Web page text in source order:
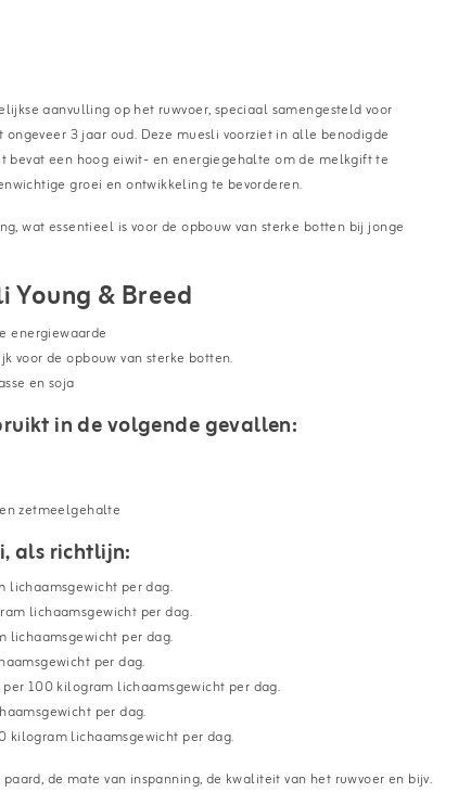
aanvulling op het ruwvoer, speciaal samengesteld voor
3 jaar oud. Deze muesli voorziet in alle benodigde
bevat een hoog eiwit- en energiegehalte om de melkgift te
groei en ontwikkeling te bevorderen.
wat essentieel is voor de opbouw van sterke botten bij jonge
Young & Breed
energiewaarde
voor de opbouw vansterke botten.
en soja
in de volgende gevallen:
zetmeelgehalte
als richtlijn:
per dag.
lichaamsgewicht per dag.
lichaamsgewicht per dag.
per dag.
100 kilogram lichaamsgewicht per dag.
per dag.
kilogram lichaamsgewicht per dag.
de mate van inspanning, de kwaliteit van het ruwvoer en bijv.